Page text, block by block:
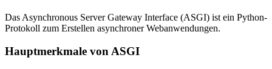
Das Asynchronous Server Gateway Interface (ASGI) ist ein Python-
Protokoll zum Erstellen asynchroner Webanwendungen.
Hauptmerkmale von ASGI